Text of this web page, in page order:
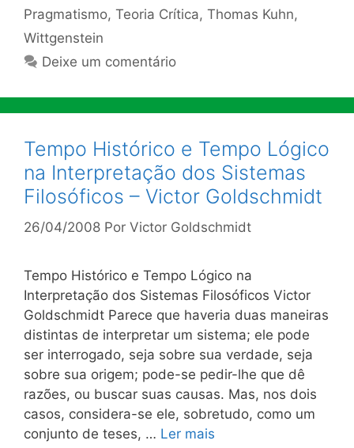
Pragmatismo, Teoria Crítica, Thomas Kuhn,
Wittgenstein
Deixe um comentário
Tempo Histórico e Tempo Lógico
na Interpretação dos Sistemas
Filosóficos – Victor Goldschmidt
26/04/2008 Por Victor Goldschmidt
Tempo Histórico e Tempo Lógico na
Interpretação dos Sistemas Filosóficos Victor
Goldschmidt Parece que haveria duas maneiras
distintas de interpretar um sistema; ele pode
ser interrogado, seja sobre sua verdade, seja
sobre sua origem; pode-se pedir-lhe que dê
razões, ou buscar suas causas. Mas, nos dois
casos, considera-se ele, sobretudo, como um
conjunto de teses, … Ler mais